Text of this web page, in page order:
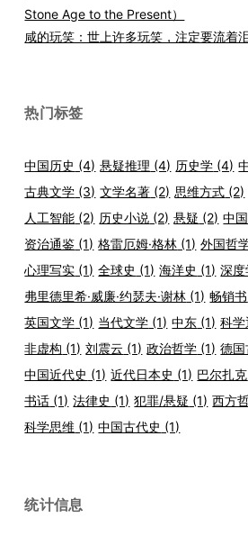
Stone Age to the Present）
咸的玩笑：世上许多玩笑，注定要流着
热门标签
中国历史 (4) 悬疑推理 (4) 历史学 (4)
古典文学 (3) 文学名著 (2) 思维方式 (2)
人工智能 (2) 历史小说 (2) 悬疑 (2) 中
资治通鉴 (1) 格雷厄姆·格林 (1) 外国哲
心理写实 (1) 全球史 (1) 海洋史 (1) 深度
弗里德里希·威廉·约瑟夫·谢林 (1) 畅销书
英国文学 (1) 当代文学 (1) 中东 (1) 科学
非虚构 (1) 刘震云 (1) 政治哲学 (1) 德
中国近代史 (1) 近代日本史 (1) 巴尔扎克
书话 (1) 法律史 (1) 犯罪/悬疑 (1) 西方
科学思维 (1) 中国古代史 (1)
统计信息